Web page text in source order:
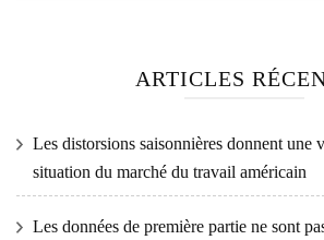
ARTICLES
Les distorsions saisonnières donnent une
situation du marché du travail américain
Les données de première partie ne sont